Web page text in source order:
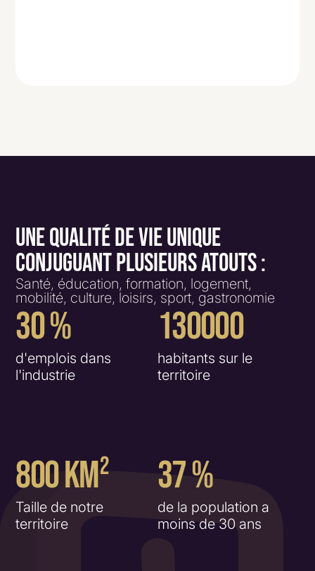
UNE QUALITÉ DE VIE UNIQUE
CONJUGUANT PLUSIEURS ATOUTS :
Santé, éducation, formation, logement,
mobilité, culture, loisirs, sport, gastronomie
30%
d'emplois dans
l'industrie
130000
habitants sur le
territoire
800KM²
Taille de notre
territoire
37%
de la population a
moins de 30 ans